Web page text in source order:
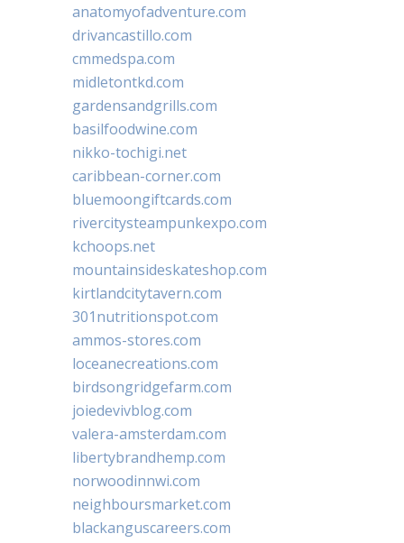
anatomyofadventure.com
drivancastillo.com
cmmedspa.com
midletontkd.com
gardensandgrills.com
basilfoodwine.com
nikko-tochigi.net
caribbean-corner.com
bluemoongiftcards.com
rivercitysteampunkexpo.com
kchoops.net
mountainsideskateshop.com
kirtlandcitytavern.com
301nutritionspot.com
ammos-stores.com
loceanecreations.com
birdsongridgefarm.com
joiedevivblog.com
valera-amsterdam.com
libertybrandhemp.com
norwoodinnwi.com
neighboursmarket.com
blackanguscareers.com